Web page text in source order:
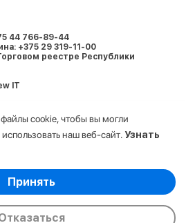
44 766-89-44
+375 29 319-11-00
реестре Республики
IT
Все права защищены.
cookie, чтобы вы могли
наш веб-сайт. Узнать
Принять